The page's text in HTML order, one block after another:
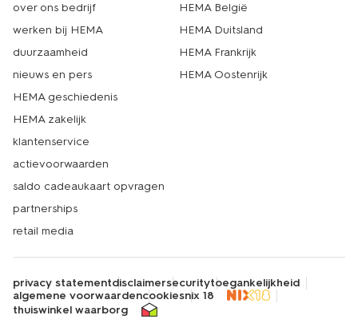
over ons bedrijf
werken bij HEMA
duurzaamheid
nieuws en pers
HEMA geschiedenis
HEMA zakelijk
klantenservice
actievoorwaarden
saldo cadeaukaart opvragen
partnerships
retail media
HEMA België
HEMA Duitsland
HEMA Frankrijk
HEMA Oostenrijk
privacy statementdisclaimersecuritytoegankelijkheid
algemene voorwaardencookiesnix 18
thuiswinkel waarborg